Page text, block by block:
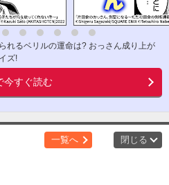
れるベリルの運命は? おっさん成り上が
ズ!
今すぐ読む
一覧へ 閉じる